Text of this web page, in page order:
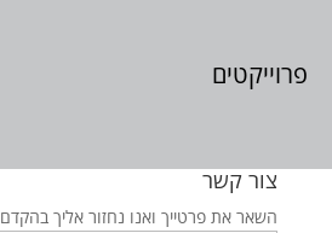
פרוייקטים
צור קשר
השאר את פרטייך ואנו נחזור אליך בהקדם